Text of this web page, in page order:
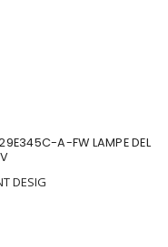
A-FW LAMPE DEL
DESIG